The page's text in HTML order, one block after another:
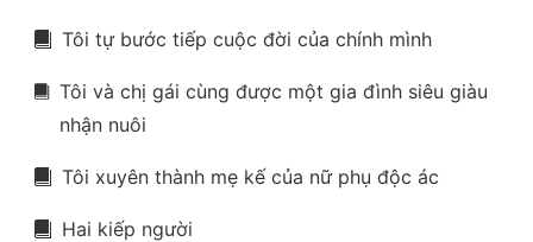
Tôi tự bước tiếp cuộc đời của chính mình
Tôi và chị gái cùng được một gia đình siêu giàu
nhận nuôi
Tôi xuyên thành mẹ kế của nữ phụ độc ác
Hai kiếp người